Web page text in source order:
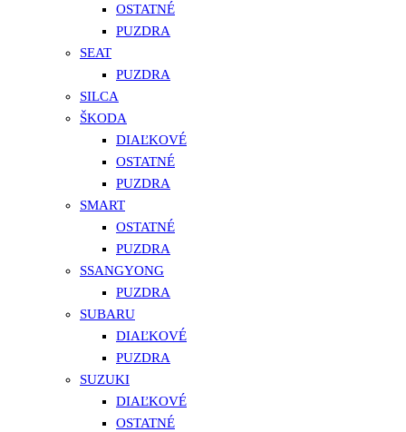
OSTATNÉ
PUZDRA
SEAT
PUZDRA
SILCA
ŠKODA
DIAĽKOVÉ
OSTATNÉ
PUZDRA
SMART
OSTATNÉ
PUZDRA
SSANGYONG
PUZDRA
SUBARU
DIAĽKOVÉ
PUZDRA
SUZUKI
DIAĽKOVÉ
OSTATNÉ